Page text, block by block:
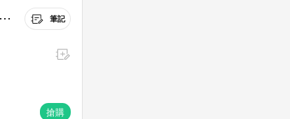
筆記
搶購